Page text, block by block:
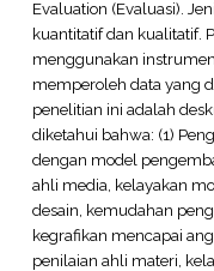
Evaluation (Evaluasi).
kuantitatif dan kualitatif.
menggunakan
memperoleh data yang
penelitian ini adalah
diketahui bahwa: (1)
dengan model
ahli media, kelayakan
desain, kemudahan
kegrafikan mencapai
penilaian ahli materi,